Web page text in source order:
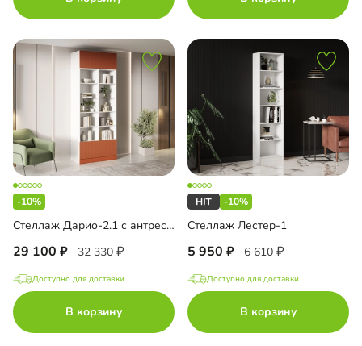
-10%
Стеллаж Дарио-2.1 с антресолью
29 100 32 330
Доступно для доставки
В корзину
-10%
Стеллаж Лестер-1
5 950 6 610
Доступно для доставки
В корзину